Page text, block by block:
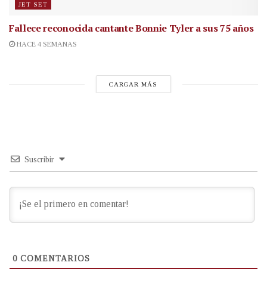
JET SET
Fallece reconocida cantanteBonnie Tyler a sus 75 años
HACE 4 SEMANAS
CARGAR MÁS
Suscribir
0 COMENTARIOS